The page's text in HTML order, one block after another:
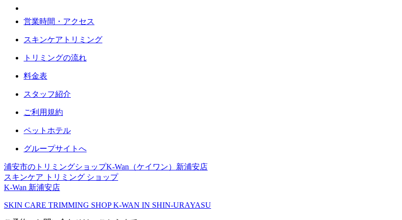
営業時間・アクセス
スキンケアトリミング
トリミングの流れ
料金表
スタッフ紹介
ご利用規約
ペットホテル
グループサイトへ
浦安市のトリミングショップK-Wan（ケイワン）新浦安店
スキンケア トリミング ショップ
K-Wan 新浦安店
SKIN CARE TRIMMING SHOP K-WAN IN SHIN-URAYASU